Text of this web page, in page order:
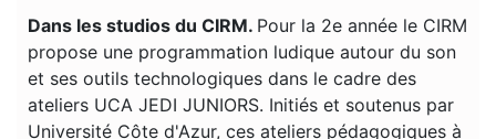
Dans les studios du CIRM. Pour la 2e année le CIRM
propose une programmation ludique autour du son
et ses outils technologiques dans le cadre des
ateliers UCA JEDI JUNIORS. Initiés et soutenus par
Université Côte d'Azur, ces ateliers pédagogiques à